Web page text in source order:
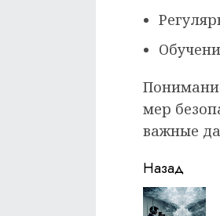
мер
важные
чтение
Назад